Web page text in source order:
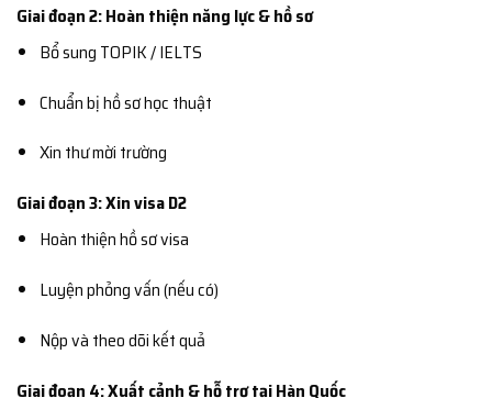
Giai đoạn 2: Hoàn thiện năng lực & hồ sơ
Bổ sung TOPIK / IELTS
Chuẩn bị hồ sơ học thuật
Xin thư mời trường
Giai đoạn 3: Xin visa D2
Hoàn thiện hồ sơ visa
Luyện phỏng vấn (nếu có)
Nộp và theo dõi kết quả
Giai đoạn 4: Xuất cảnh & hỗ trợ tại Hàn Quốc